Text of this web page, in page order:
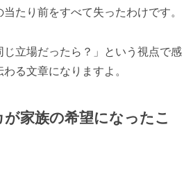
たり前をすべて失ったわけです。
じ立場だったら？」という視点で感
る文章になりますよ。
家族の希望になったこ